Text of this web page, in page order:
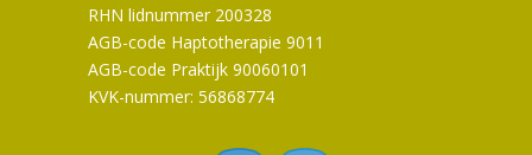
RHN lidnummer 200328
AGB-code Haptotherapie 9011
AGB-code Praktijk 90060101
KVK-nummer: 56868774